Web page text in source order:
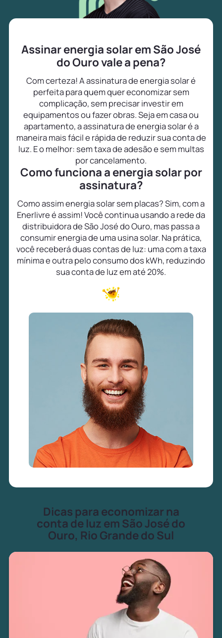
Assinar energia solar em São José
do Ouro vale a pena?
Com certeza! A assinatura de energia solar é
perfeita para quem quer economizar sem
complicação, sem precisar investir em
equipamentos ou fazer obras. Seja em casa ou
apartamento, a assinatura de energia solar é a
maneira mais fácil e rápida de reduzir sua conta de
luz. E o melhor: sem taxa de adesão e sem multas
por cancelamento.
Como funciona a energia solar por
assinatura?
Como assim energia solar sem placas? Sim, com a
Enerlivre é assim! Você continua usando a rede da
distribuidora de São José do Ouro, mas passa a
consumir energia de uma usina solar. Na prática,
você receberá duas contas de luz: uma com a taxa
mínima e outra pelo consumo dos kWh, reduzindo
sua conta de luz em até 20%.
Dicas para economizar na
conta de luz em São José do
Ouro, Rio Grande do Sul